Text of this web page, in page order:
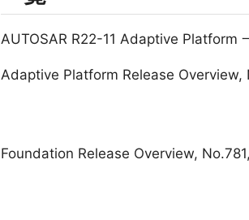
AUTOSAR R22-11 Adaptive Platform
Adaptive Platform Release Overview,
Foundation Release Overview,